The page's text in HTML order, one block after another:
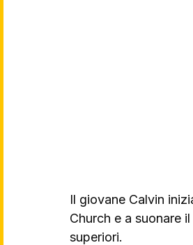
Il giovane Calvin
Church e a suonare
superiori.